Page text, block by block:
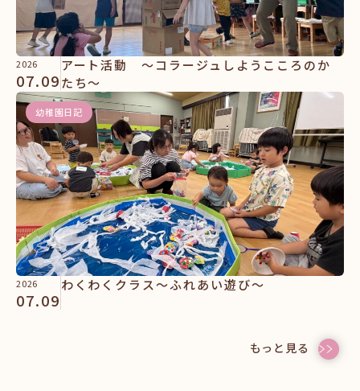
2026
07.09
アート活動 ～コラージュしようこころのか
たち～
幼稚園日記
2026
07.09
わくわくクラス～ふれあい遊び～
もっと見る